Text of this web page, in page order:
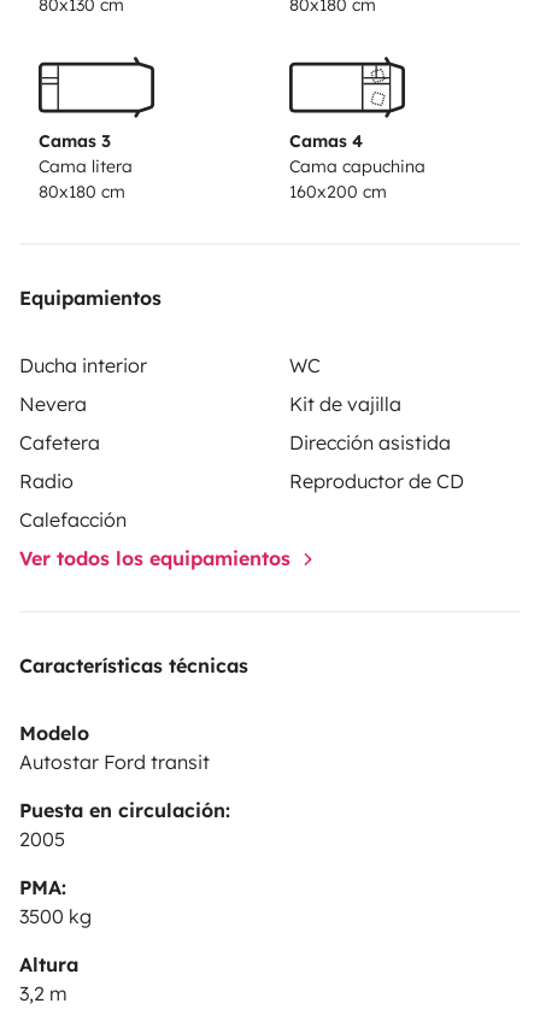
non fournis ou en supplément
80x130 cm
80x180 cm
Camas 3
Cama litera
80x180 cm
Camas 4
Cama capuchina
160x200 cm
Equipamientos
Ducha interior
WC
Nevera
Kit de vajilla
Cafetera
Dirección asistida
Radio
Reproductor de CD
Calefacción
Ver todos los equipamientos
Características técnicas
Modelo
Autostar Ford transit
Puesta en circulación:
2005
PMA:
3500 kg
Altura
3,2 m